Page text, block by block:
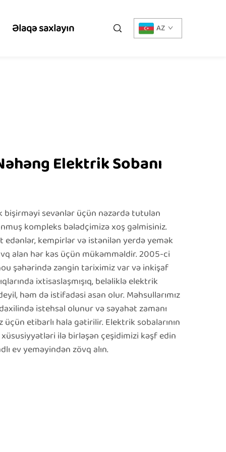
Əlaqə saxlayın AZ
Elektrik Sobanı
bişirməyi sevənlər üçün nəzərdə tutulan
kompleks bələdçimizə xoş gəlmisiniz.
edənlər, kempirlər və istənilən yerdə yemək
alan hər kəs üçün mükəmməldir. 2005-ci
şəhərində zəngin tariximiz var və inkişaf
ixtisaslaşmışıq, beləliklə elektrik
həm də istifadəsi asan olur. Məhsullarımız
istehsal olunur və səyahət zamanı
etibarlı hala gətirilir. Elektrik sobalarının
ilə birləşən çeşidimizi kəşf edin
ev yeməyindən zövq alın.